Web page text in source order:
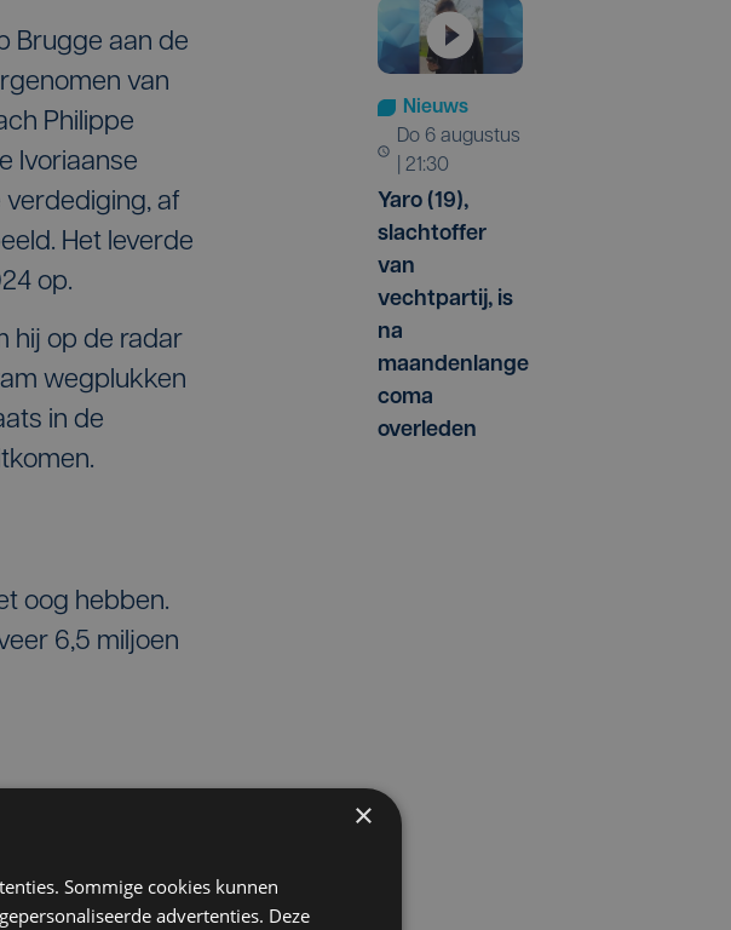
Brugge aan de
van
Philippe
Ivoriaanse
verdediging, af
Het leverde
op.
hij op de radar
wegplukken
in de
oog hebben.
6,5 miljoen
Nieuws
do 6 augustus
| 21:30
Yaro (19),
slachtoffer
van
vechtpartij, is
na
maandenlange
coma
overleden
×
Sommige cookies kunnen
advertenties. Deze